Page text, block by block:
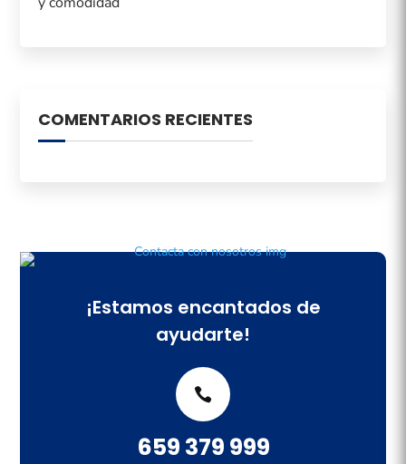
COMENTARIOS RECIENTES
¡Estamos encantados de
ayudarte!
659 379 999